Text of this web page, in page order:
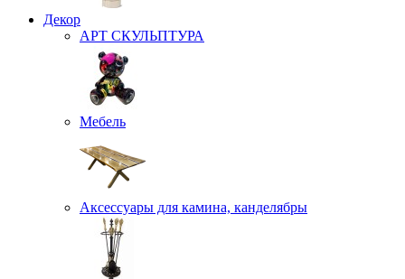
Декор
АРТ СКУЛЬПТУРА
Мебель
Аксессуары для камина, канделябры